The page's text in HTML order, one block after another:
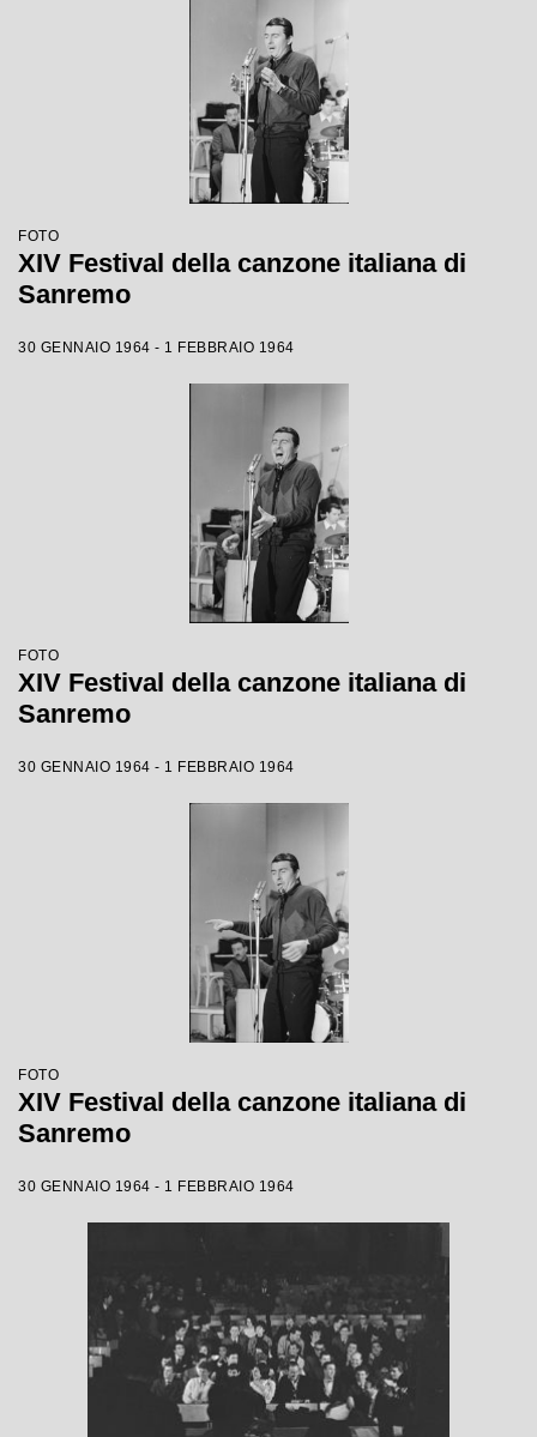
FOTO
XIV Festival della canzone italiana di
Sanremo
30 GENNAIO 1964 - 1 FEBBRAIO 1964
FOTO
XIV Festival della canzone italiana di
Sanremo
30 GENNAIO 1964 - 1 FEBBRAIO 1964
FOTO
XIV Festival della canzone italiana di
Sanremo
30 GENNAIO 1964 - 1 FEBBRAIO 1964